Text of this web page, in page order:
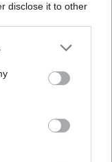
disclose it to other
or more Google
You may click to
party tags to
in below Google
az F1-es